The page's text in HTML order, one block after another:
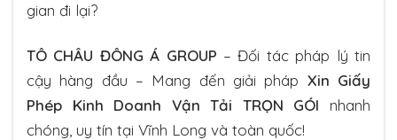
gian đi lại?
TÔ CHÂU ĐÔNG Á GROUP – Đối tác pháp lý tin
cậy hàng đầu – Mang đến giải pháp Xin Giấy
Phép Kinh Doanh Vận Tải TRỌN GÓI nhanh
chóng, uy tín tại Vĩnh Long và toàn quốc!